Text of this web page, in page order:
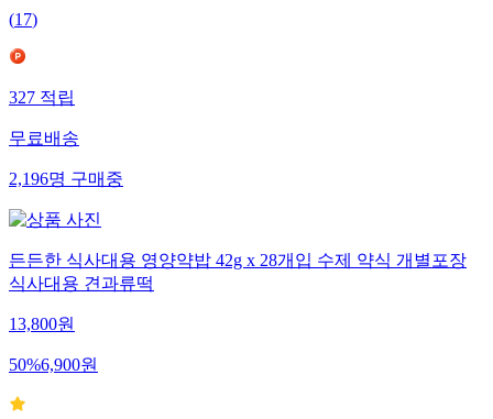
(17)
327적립
무료배송
2,196명구매중
든든한 식사대용 영양약밥 42g x 28개입 수제 약식 개별포장
식사대용 견과류떡
13,800원
50%6,900원